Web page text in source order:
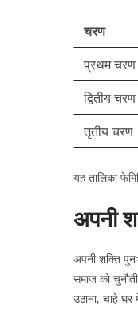
चरण
प्रथम चरण
द्वितीय चरण
तृतीय चरण
यह तालिका
अपनी
अपनी शक्ति
समाज को
उठाना, चाहे